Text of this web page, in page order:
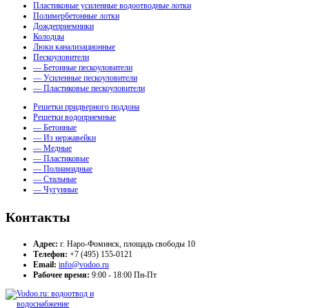
Пластиковые усиленные водоотводные лотки
Полимербетонные лотки
Дождеприемники
Колодцы
Люки канализационные
Пескоуловители
— Бетонные пескоуловители
— Усиленные пескоуловители
— Пластиковые пескоуловители
Решетки придверного поддона
Решетки водоприемные
— Бетонные
— Из нержавейки
— Медные
— Пластиковые
— Полиамидные
— Стальные
— Чугунные
Контакты
Адрес: г. Наро-Фоминск, площадь свободы 10
Телефон: +7 (495) 155-0121
Email: info@vodoo.ru
Рабочее время: 9:00 - 18:00 Пн-Пт